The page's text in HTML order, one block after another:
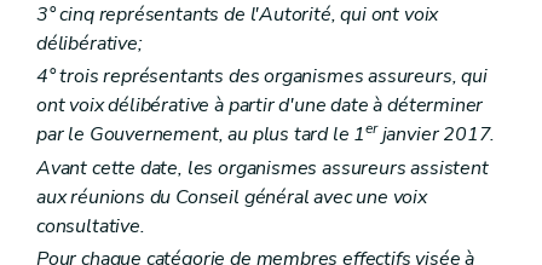
Art. 140
Art. 142
Section 3
Subventionnement
Art. 143
Art. 144
Section 4 Volontariat
Art. 145
Art. 146
Titre VI
Chapitre I
Définitions
3° cinq représentants de l'Autorité, qui ont voix
délibérative;
4° trois représentants des organismes assureurs, qui
ont voix délibérative à partir d'une date à déterminer
par le Gouvernement, au plus tard le 1erjanvier 2017.
Avant cette date, les organismes assureurs assistent
aux réunions du Conseil général avec une voix
consultative.
Pour chaque catégorie de membres effectifs visée à